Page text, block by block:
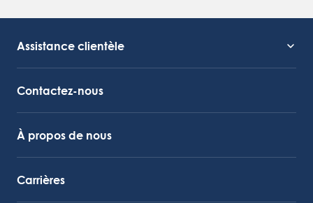
Assistance clientèle
Contactez-nous
À propos de nous
Carrières